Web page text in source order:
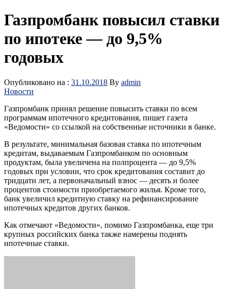
Газпромбанк повысил ставки
по ипотеке‍ — до 9,5%
годовых
Опубликовано на : 31.10.2018 By admin
Новости
Газпромбанк принял решение повысить ставки по всем
программам ипотечного кредитования, пишет газета
«Ведомости» со ссылкой на собственные источники в банке.
В результате, минимальная базовая ставка по ипотечным
кредитам, выдаваемым Газпромбанком по основным
продуктам, была увеличена на полпроцента — до 9,5%
годовых при условии, что срок кредитования составит до
тридцати лет, а первоначальный взнос — десять и более
процентов стоимости приобретаемого жилья. Кроме того,
банк увеличил кредитную ставку на рефинансирование
ипотечных кредитов других банков.
Как отмечают «Ведомости», помимо Газпромбанка, еще три
крупных российских банка также намерены поднять
ипотечные ставки.